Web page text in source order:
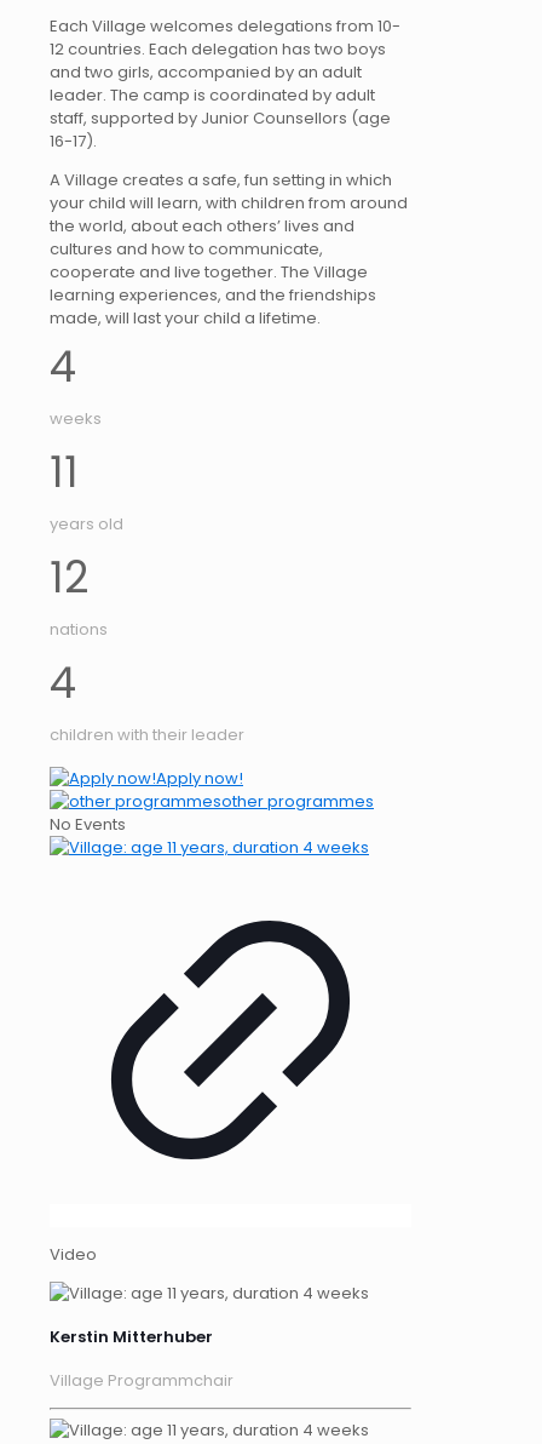
Each Village welcomes delegations from 10-
12 countries. Each delegation has two boys
and two girls, accompanied by an adult
leader. The camp is coordinated by adult
staff, supported by Junior Counsellors (age
16-17).
A Village creates a safe, fun setting in which
your child will learn, with children from around
the world, about each others’ lives and
cultures and how to communicate,
cooperate and live together. The Village
learning experiences, and the friendships
made, will last your child a lifetime.
4
weeks
11
years old
12
nations
4
children with their leader
Apply now!
other programmes
No Events
Video
Kerstin Mitterhuber
Village Programmchair